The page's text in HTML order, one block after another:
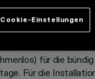
Leuchte sorgt die
Systems für
und geringe
für die
Für die
Cookie-Einstellungen